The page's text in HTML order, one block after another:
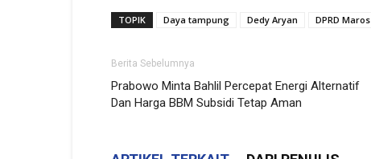
TOPIK Daya tampung Dedy Aryan DPRD Maros
Berita Sebelumnya
Prabowo Minta Bahlil Percepat Energi Alternatif
Dan Harga BBM Subsidi Tetap Aman